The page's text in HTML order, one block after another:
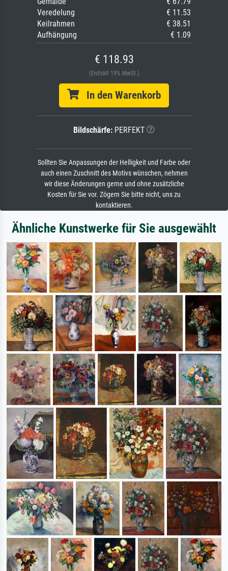
Veredelung
€ 11.53
Keilrahmen
€ 38.51
Aufhängung
€ 1.09
€ 118.93
(Enthält 19% MwSt.)
In den Warenkorb
Bildschärfe: PERFEKT
Sollten Sie Anpassungen der Helligkeit und Farbe oder
auch einen Zuschnitt des Motivs wünschen, nehmen
wir diese Änderungen gerne und ohne zusätzliche
Kosten für Sie vor. Zögern Sie bitte nicht, uns zu
kontaktieren.
Ähnliche Kunstwerke für Sie ausgewählt